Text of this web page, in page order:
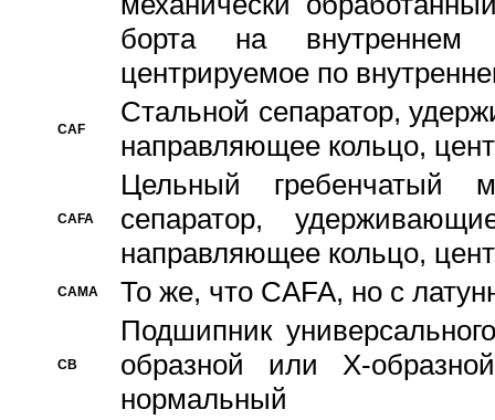
борта на внутреннем
центрируемое по
CAF
Стальной сепаратор,
направляющее кольцо,
CAFA
Цельный гребенчатый
сепаратор,
направляющее кольцо,
CAMA То же, что CAFA, но с
CB
Подшипник
образной или Х-
нормальный